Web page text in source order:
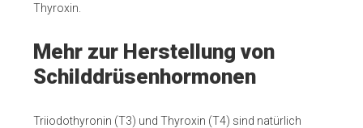
Thyroxin.
Mehr zur Herstellung von
Schilddrüsenhormonen
Triiodothyronin (T3) und Thyroxin (T4) sind natürlich